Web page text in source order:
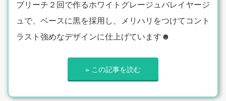
ブリーチ２回で作るホワイトグレージュバレイヤージ
ュで、ベースに黒を採用し、メリハリをつけてコント
ラスト強めなデザインに仕上げています☻
» この記事を読む